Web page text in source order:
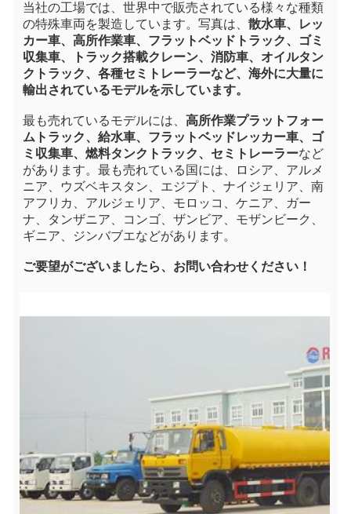
当社の工場では、世界中で販売されている様々な種類
の特殊車両を製造しています。写真は、 散水車、レッ
カー車、高所作業車、フラットベッドトラック、ゴミ
収集車、トラック搭載クレーン、消防車、オイルタン
クトラック、各種セミトレーラーなど、海外に大量に
輸出されているモデルを示しています。
最も売れているモデルには、 高所作業プラットフォー
ムトラック、給水車、フラットベッドレッカー車、ゴ
ミ収集車、燃料タンクトラック、セミトレーラーなど
があります。最も売れている国には、ロシア、アルメ
ニア、ウズベキスタン、エジプト、ナイジェリア、南
アフリカ、アルジェリア、モロッコ、ケニア、ガー
ナ、タンザニア、コンゴ、ザンビア、モザンビーク、
ギニア、ジンバブエなどがあります。
ご要望がございましたら、お問い合わせください！